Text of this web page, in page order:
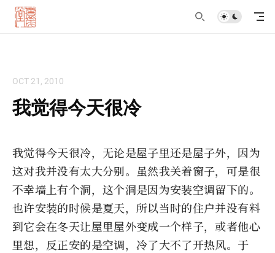
OCT 21, 2010
我觉得今天很冷
我觉得今天很冷，无论是屋子里还是屋子外，因为
这对我并没有太大分别。虽然我关着窗子，可是很
不幸墙上有个洞，这个洞是因为安装空调留下的。
也许安装的时候是夏天，所以当时的住户并没有料
到它会在冬天让屋里屋外变成一个样子，或者他心
里想，反正安的是空调，冷了大不了开热风。于